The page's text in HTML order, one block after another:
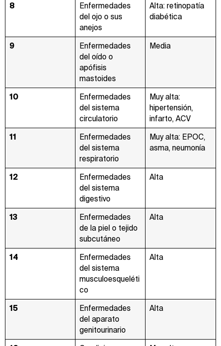
8
Enfermedades
del ojo o sus
anejos
Alta: retinopatía
diabética
9
Enfermedades
del oído o
apófisis
mastoides
Media
10
Enfermedades
del sistema
circulatorio
Muy alta:
hipertensión,
infarto, ACV
11
Enfermedades
del sistema
respiratorio
Muy alta: EPOC,
asma, neumonía
12
Enfermedades
del sistema
digestivo
Alta
13
Enfermedades
de la piel o tejido
subcutáneo
Alta
14
Enfermedades
del sistema
musculoesqueléti
co
Alta
15
Enfermedades
del aparato
genitourinario
Alta